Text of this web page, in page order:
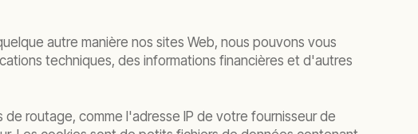
autre manière nos sites Web, nous pouvons vous
techniques, des informations financières et d'autres
routage, comme l'adresse IP de votre fournisseur de